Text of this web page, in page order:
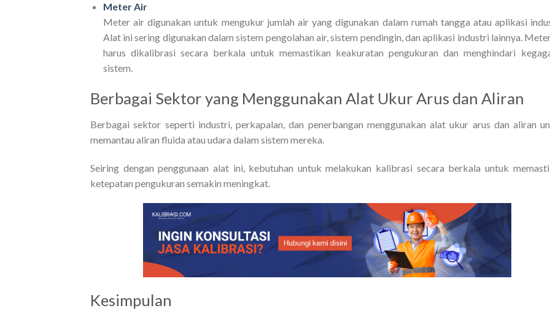
Meter Air
Meter air digunakan untuk mengukur jumlah air yang digunakan dalam rumah tangga atau aplikasi
Alat ini sering digunakan dalam sistem pengolahan air, sistem pendingin, dan aplikasi industri lainnya.
harus dikalibrasi secara berkala untuk memastikan keakuratan pengukuran dan menghindari
sistem.
Berbagai Sektor yang Menggunakan Alat Ukur Arus dan Aliran
Berbagai sektor seperti industri, perkapalan, dan penerbangan menggunakan alat ukur arus dan aliran
memantau aliran fluida atau udara dalam sistem mereka.
Seiring dengan penggunaan alat ini, kebutuhan untuk melakukan kalibrasi secara berkala untuk
ketepatan pengukuran semakin meningkat.
Kesimpulan